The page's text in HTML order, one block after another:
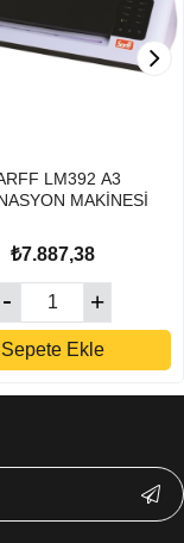
LM392 A3
MAKİNESİ
₺7.887,38
Sepete Ekle